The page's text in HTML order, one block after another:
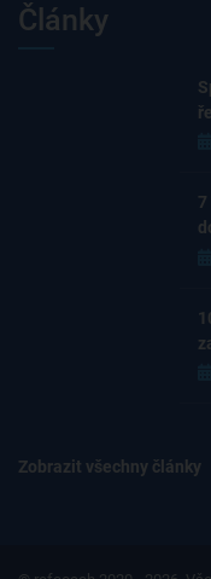
Články
Zobrazit všechny články